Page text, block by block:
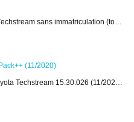
sans immatriculation (toutes versions)
(11/2020)
15.30.026 (11/2020) qui comprends: